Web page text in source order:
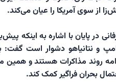
از سوی آمریکا را عیان می‌کند.
در پایان با اشاره به اینکه
و نتانیاهو دشوار است گفت:
روند مذاکرات هستند و
بحران فراگیر کمک کند.